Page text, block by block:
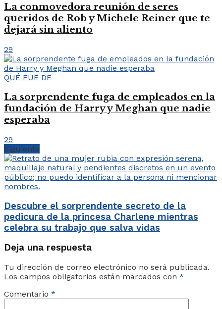
La conmovedora reunión de seres
queridos de Rob y Michele Reiner que te
dejará sin aliento
29
QUÉ FUE DE
La sorprendente fuga de empleados en la
fundación de Harry y Meghan que nadie
esperaba
29
Siguiente
Descubre el sorprendente secreto de la
pedicura de la princesa Charlene mientras
celebra su trabajo que salva vidas
Deja una respuesta
Tu dirección de correo electrónico no será publicada.
Los campos obligatorios están marcados con *
Comentario *